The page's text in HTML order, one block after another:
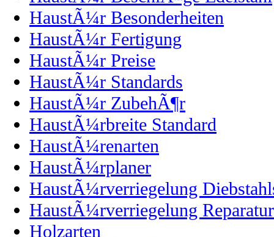
HaustÃ¼r Besonderheiten
HaustÃ¼r Fertigung
HaustÃ¼r Preise
HaustÃ¼r Standards
HaustÃ¼r ZubehÃ¶r
HaustÃ¼rbreite Standard
HaustÃ¼renarten
HaustÃ¼rplaner
HaustÃ¼rverriegelung
HaustÃ¼rverriegelung Reparatur
Holzarten